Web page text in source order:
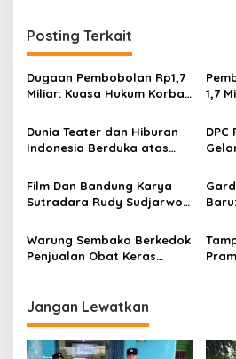
g
a
s
p
o
s
Posting Terkait
Dugaan Pembobolan Rp1,7
Miliar: Kuasa Hukum Korban
Keterlibatan Internal Bank
Aladin Syariah
1,7
Dunia Teater dan Hiburan
Indonesia Berduka atas
Diding Boneng
Film Dan Bandung Karya
Sutradara Rudy Sudjarwo:
Secara Luas Mulai 20
Agustus 2026
Warung Sembako Berkedok
Penjualan Obat Keras
Jangan Lewatkan